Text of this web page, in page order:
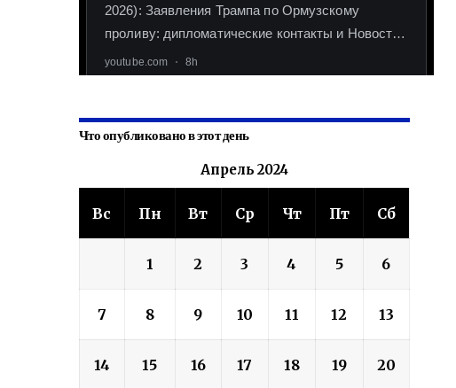
Что опубликовано в этот день
Апрель 2024
Вс Пн Вт Ср Чт Пт Сб
1 2 3 4 5 6
7 8 9 10 11 12 13
14 15 16 17 18 19 20